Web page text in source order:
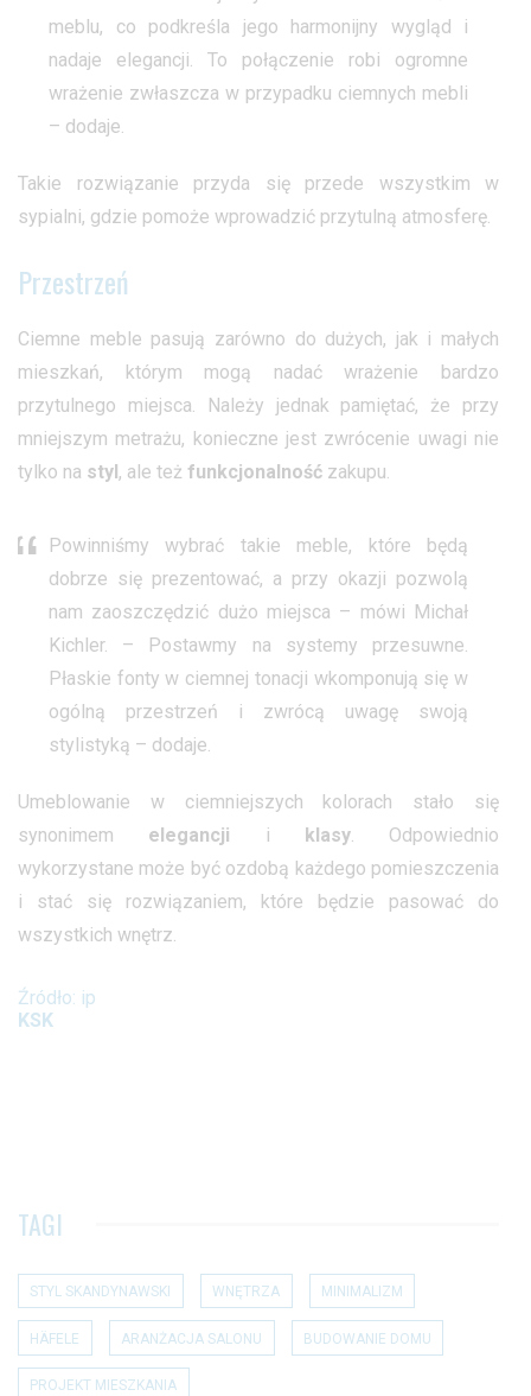
meblu, co podkreśla jego harmonijny wygląd i
nadaje elegancji. To połączenie robi ogromne
wrażenie zwłaszcza w przypadku ciemnych mebli
– dodaje.
Takie rozwiązanie przyda się przede wszystkim w
sypialni, gdzie pomoże wprowadzić przytulną atmosferę.
Przestrzeń
Ciemne meble pasują zarówno do dużych, jak i małych
mieszkań, którym mogą nadać wrażenie bardzo
przytulnego miejsca. Należy jednak pamiętać, że przy
mniejszym metrażu, konieczne jest zwrócenie uwagi nie
tylko na styl, ale też funkcjonalność zakupu.
Powinniśmy wybrać takie meble, które będą
dobrze się prezentować, a przy okazji pozwolą
nam zaoszczędzić dużo miejsca – mówi Michał
Kichler. – Postawmy na systemy przesuwne.
Płaskie fonty w ciemnej tonacji wkomponują się w
ogólną przestrzeń i zwrócą uwagę swoją
stylistyką – dodaje.
Umeblowanie w ciemniejszych kolorach stało się
synonimem elegancji i klasy. Odpowiednio
wykorzystane może być ozdobą każdego pomieszczenia
i stać się rozwiązaniem, które będzie pasować do
wszystkich wnętrz.
Źródło: ip
KSK
TAGI
STYL SKANDYNAWSKI WNĘTRZA MINIMALIZM
HÄFELE ARANŻACJA SALONU BUDOWANIE DOMU
PROJEKT MIESZKANIA